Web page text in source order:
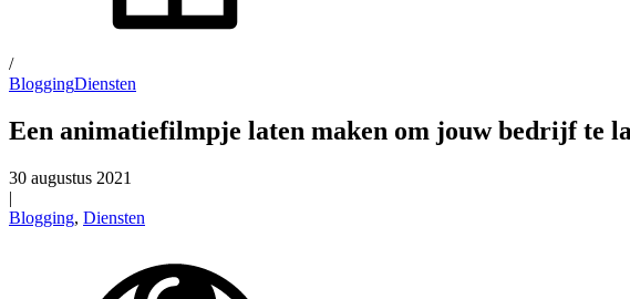
/
BloggingDiensten
Een animatiefilmpje laten maken om jouw bedrijf te
30 augustus 2021
|
Blogging, Diensten